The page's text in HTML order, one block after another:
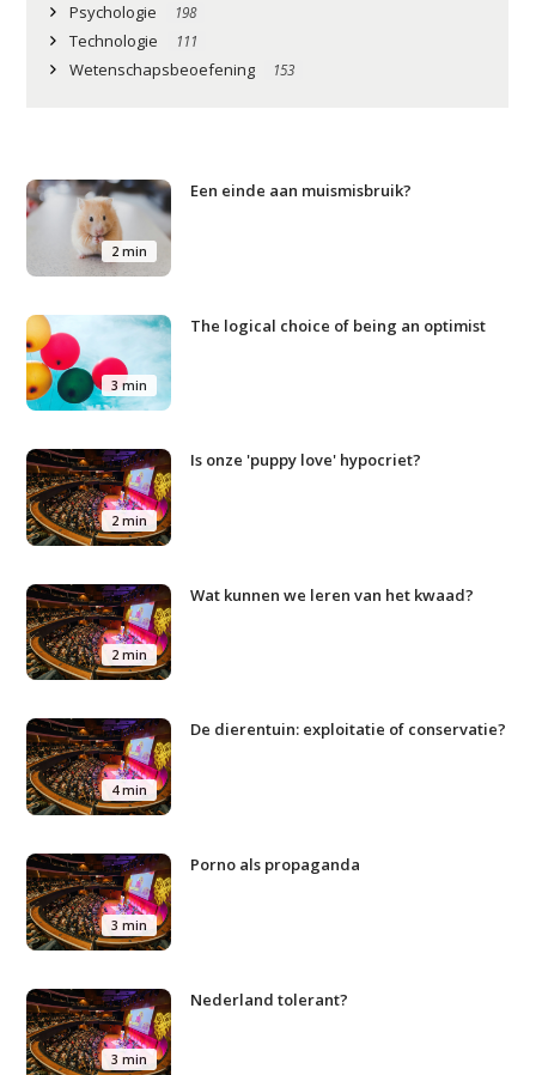
Studium Generale
Video
Psychologie 198
Technologie 111
Wetenschapsbeoefening 153
2 min
Een einde aan muismisbruik?
3 min
The logical choice of being an optimist
2 min
Is onze 'puppy love' hypocriet?
2 min
Wat kunnen we leren van het kwaad?
4 min
De dierentuin: exploitatie of conservatie?
3 min
Porno als propaganda
3 min
Nederland tolerant?